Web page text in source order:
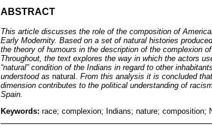
ABSTRACT
This article discusses the role of the composition of
Early Modernity. Based on a set of natural histories
the theory of humours in the description of the complexion
Throughout, the text explores the way in which the actors
“natural” condition of the Indians in regard to other
understood as natural. From this analysis it is concluded
dimension contributes to the political understanding of
Spain.
Keywords: race; complexion; Indians; nature; composition;